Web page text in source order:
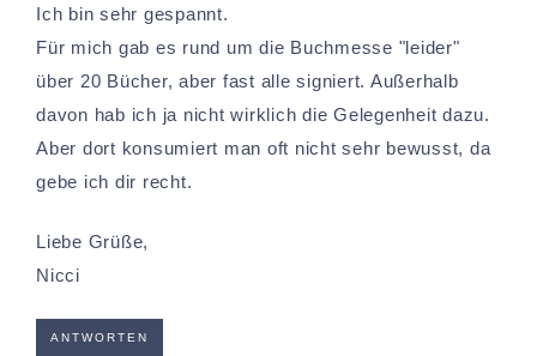
Ich bin sehr gespannt.
Für mich gab es rund um die Buchmesse "leider"
über 20 Bücher, aber fast alle signiert. Außerhalb
davon hab ich ja nicht wirklich die Gelegenheit dazu.
Aber dort konsumiert man oft nicht sehr bewusst, da
gebe ich dir recht.
Liebe Grüße,
Nicci
ANTWORTEN